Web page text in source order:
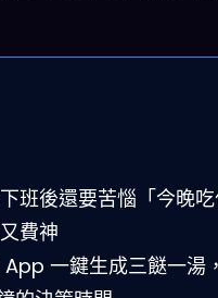
班後還要苦惱「今晚
費神
App 一鍵生成三餸一湯